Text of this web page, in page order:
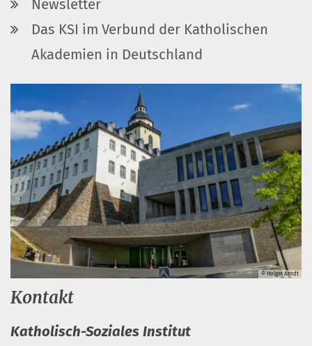
Newsletter
Das KSI im Verbund der Katholischen
Akademien in Deutschland
© Holger Arndt
Kontakt
Katholisch-Soziales Institut